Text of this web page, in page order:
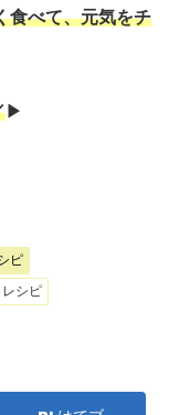
食べて、元気をチ
▶︎
ピ
シピ